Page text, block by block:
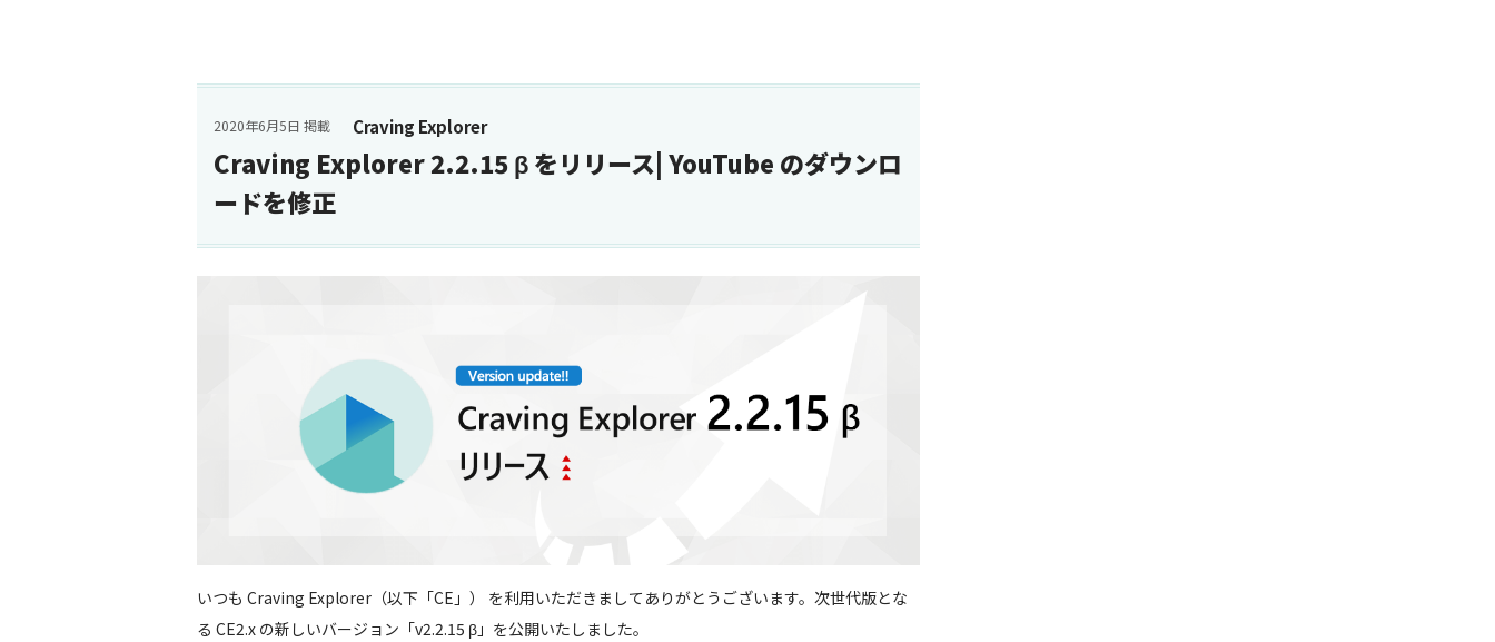
Craving Explorer
2020年6月5日 掲載
Craving Explorer 2.2.15 β をリリース| YouTube のダウンロ
ードを修正
いつも Craving Explorer（以下「CE」） を利用いただきましてありがとうございます。次世代版とな
る CE2.x の新しいバージョン「v2.2.15 β」を公開いたしました。